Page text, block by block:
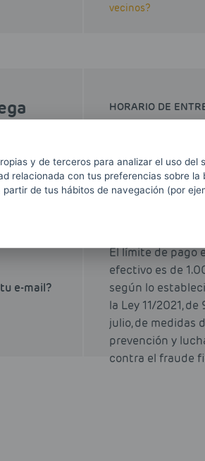
vecinos?
del día
JUE. 13
e-mail?
HORARIO DE
PRECIO
El límite de pago
efectivo es de
según lo
la Ley 11/2021, de
julio, de medidas
prevención y
contra el fraude
y de terceros para analizar el uso del
relacionada con tus preferencias sobre la
partir de tus hábitos de navegación (por